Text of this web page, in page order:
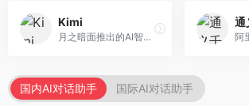
Kimi
月之暗面推出的AI智能助手，核心优势在于超长文本处理能力，支持20万字以上文档分析。面向学术研究者、职场人士和内容创作者，提供文档解读、PPT生成、联网搜索等综合服务。
通
国内AI对话助手 国际AI对话助手